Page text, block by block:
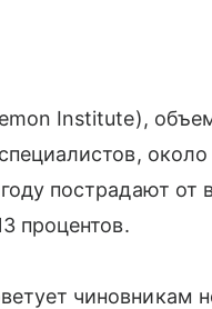
Institute),
около
пострадают от
процентов.
чиновникам